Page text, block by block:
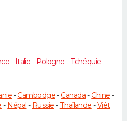
- Italie - Pologne - Tchéquie
-Cambodge- Canada- Chine -
- Népal - Russie - Thaïlande -Viêt